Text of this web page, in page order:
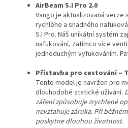
AirBeam S.I Pro 2.0
Vango je aktualizovaná
rychlého a snadného
S.I Pro. Náš unikátní systém
nafukování, zatímco více
jednoduchým vyfukováním.
Přístavba pro cestování –
Tento model je navržen pro
dlouhodobé statické užívání.
záření způsobuje zrychlené
nevztahuje záruka. Při
poskytne dlouhou životnost.